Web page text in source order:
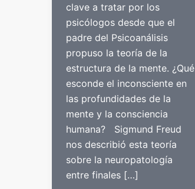
clave a tratar por los
psicólogos desde que el
padre del Psicoanálisis
propuso la teoría de la
estructura de la mente. ¿Qué
esconde el inconsciente en
las profundidades de la
mente y la consciencia
humana? Sigmund Freud
nos describió esta teoría
sobre la neuropatología
entre finales […]